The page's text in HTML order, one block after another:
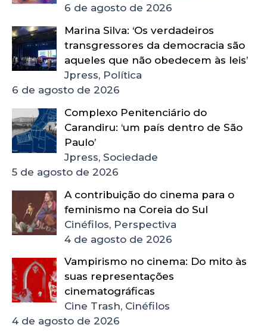
6 de agosto de 2026
Marina Silva: ‘Os verdadeiros
transgressores da democracia são
aqueles que não obedecem às leis’
Jpress, Política
6 de agosto de 2026
Complexo Penitenciário do
Carandiru: ‘um país dentro de São
Paulo’
Jpress, Sociedade
5 de agosto de 2026
A contribuição do cinema para o
feminismo na Coreia do Sul
Cinéfilos, Perspectiva
4 de agosto de 2026
Vampirismo no cinema: Do mito às
suas representações
cinematográficas
Cine Trash, Cinéfilos
4 de agosto de 2026